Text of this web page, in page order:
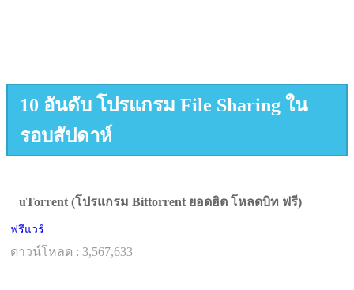
10 อันดับ โปรแกรม File Sharing ใน
รอบสัปดาห์
uTorrent (โปรแกรม Bittorrent ยอดฮิต โหลดบิท ฟรี)
ฟรีแวร์
ดาวน์โหลด : 3,567,633